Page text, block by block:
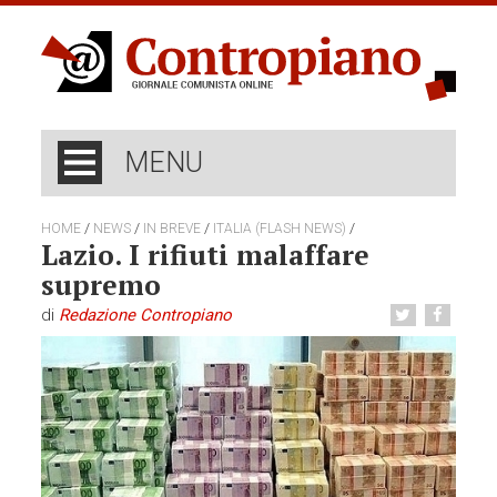
MENU
HOME / NEWS / IN BREVE / ITALIA (FLASH NEWS) /
Lazio. I rifiuti malaffare
supremo
di Redazione Contropiano